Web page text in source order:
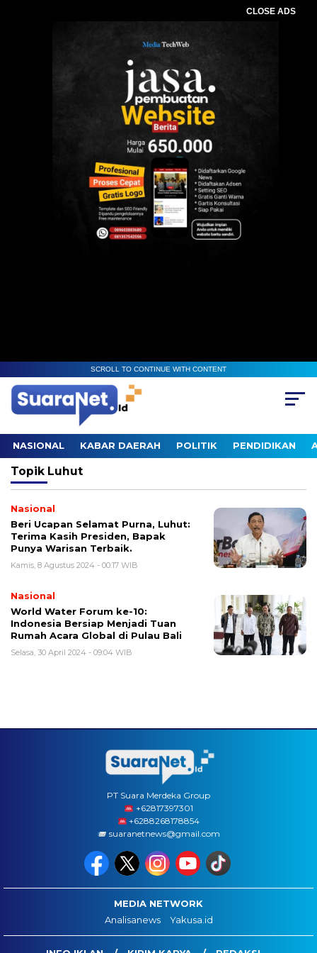
CLOSE ADS
SCROLL TO CONTINUE WITH CONTENT
NASIONAL KABAR DAERAH POLITIK PENDIDIKAN
Topik Luhut
Nasional
Beri Ucapan Selamat Purna, Luhut:
Terima Kasih Presiden, Bapak
Punya Warisan Terbaik.
Kamis, 8 Agustus 2024 - 00:17 WIB
Nasional
World Water Forum ke-10:
Indonesia Bersiap Menjadi Tuan
Rumah Acara Global di Pulau Bali
Selasa, 30 April 2024 - 09:04 WIB
PT Suara Merdeka Group
‪+62817397301
+6288268178854
suaranetnews@gmail.com
MEDIA NETWORK
Analisanews
Yakusa.id